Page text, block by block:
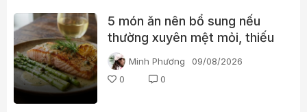
5 món ăn nên bổ sung nếu
thường xuyên mệt mỏi, thiếu
năng lượng
Minh Phương
09/08/2026
0
0